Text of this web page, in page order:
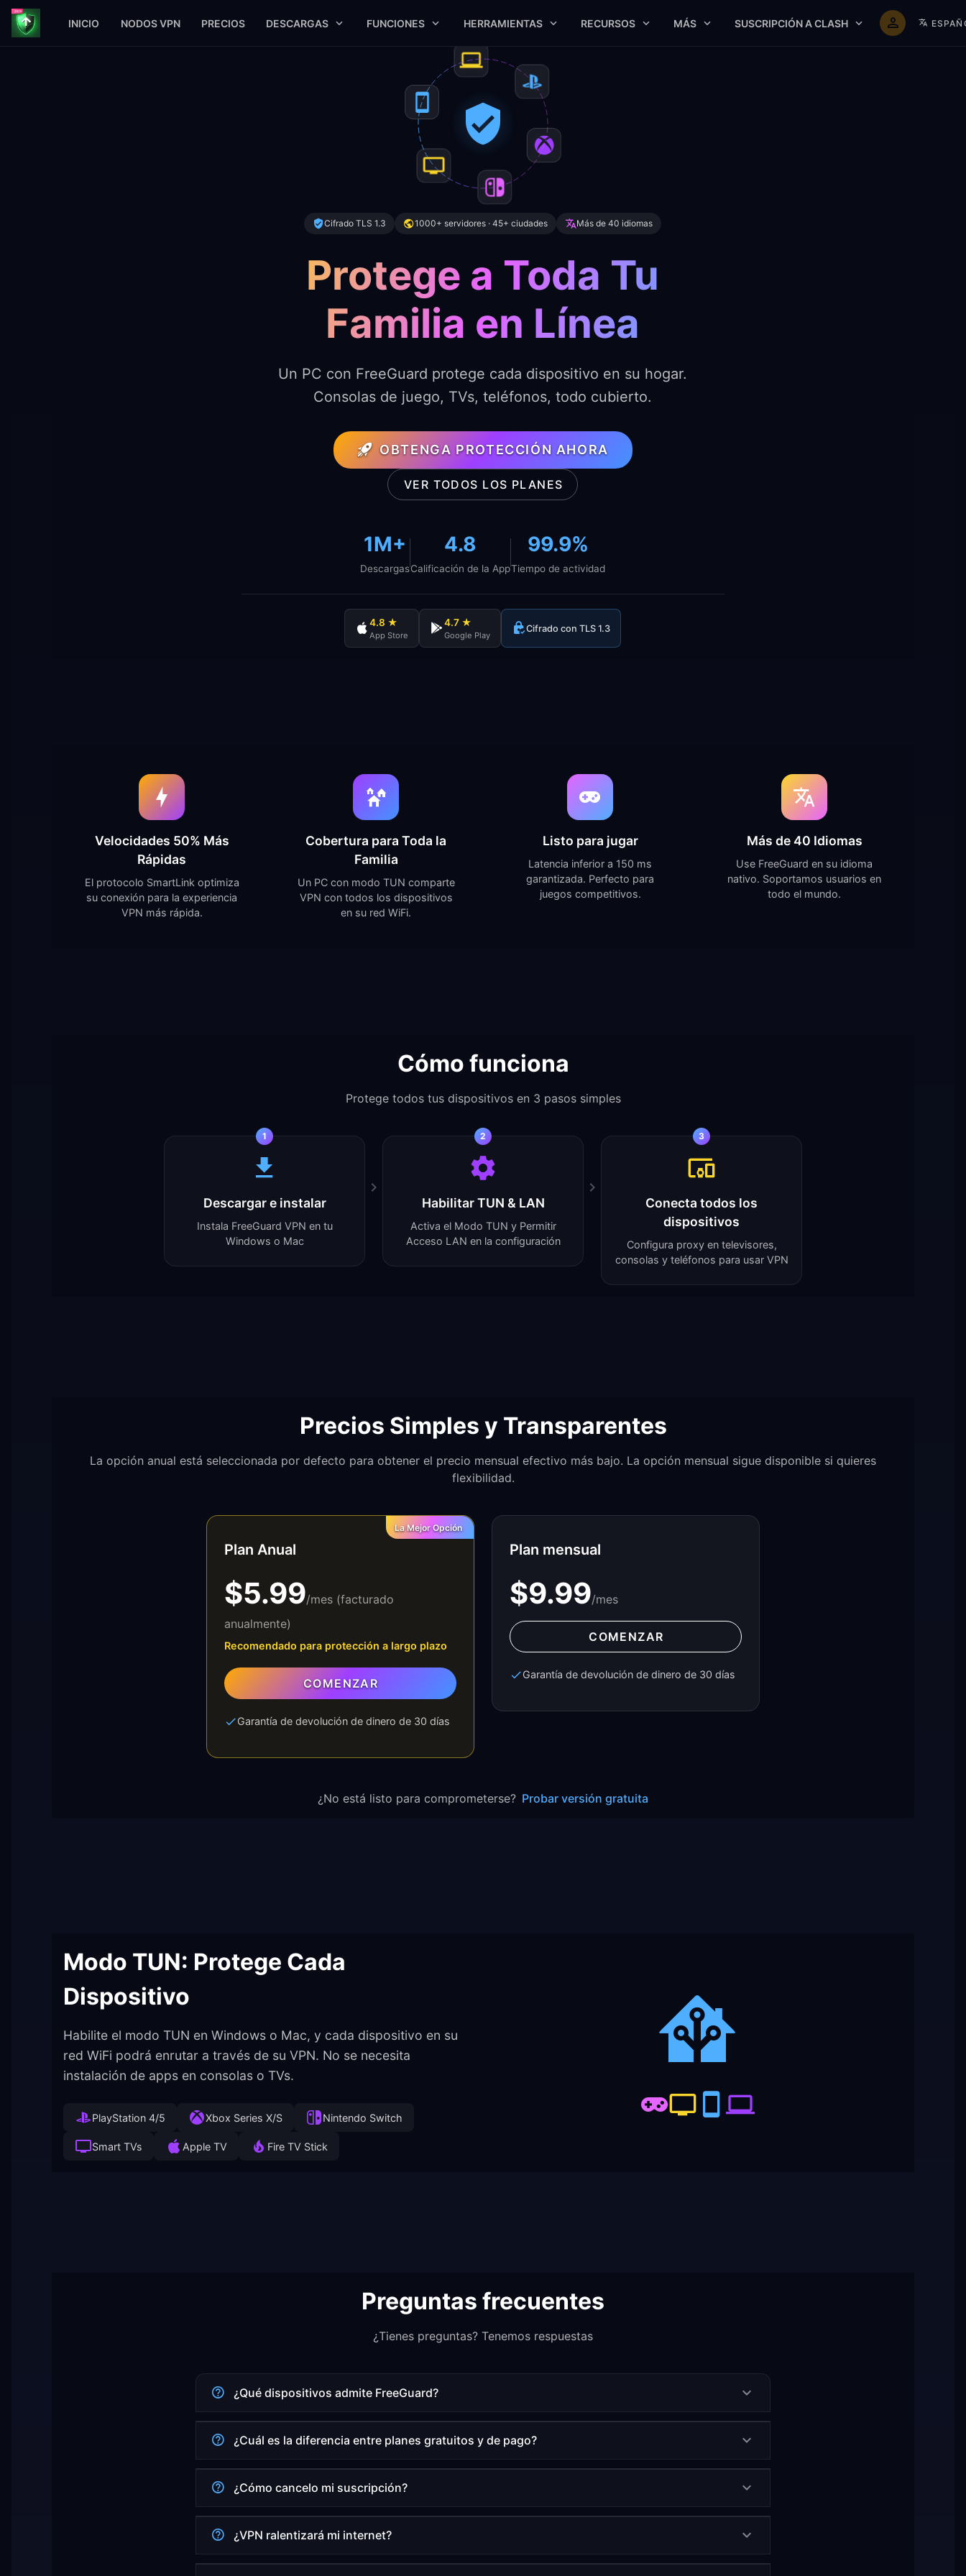
INICIO NODOS VPN PRECIOS DESCARGAS FUNCIONES HERRAMIENTAS RECURSOS MÁS SUSCRIPCIÓN A CLASH
Cifrado TLS 1.3 1000+ servidores · 45+ ciudades Más de 40 idiomas
Protege a Toda Tu
Familia en Línea
Un PC con FreeGuard protege cada dispositivo en su hogar.
Consolas de juego, TVs, teléfonos, todo cubierto.
OBTENGA PROTECCIÓN AHORA
VER TODOS LOS PLANES
1M+
Descargas
4.8
Calificación de la App
99.9%
Tiempo de actividad
4.8 ★
App Store
4.7 ★
Google Play
Cifrado con TLS 1.3
Velocidades 50% Más
Rápidas
El protocolo SmartLink optimiza
su conexión para la experiencia
VPN más rápida.
Cobertura para Toda la
Familia
Un PC con modo TUN comparte
VPN con todos los dispositivos
en su red WiFi.
Listo para jugar
Latencia inferior a 150 ms
garantizada. Perfecto para
juegos competitivos.
Más de 40 Idiomas
Use FreeGuard en su idioma
nativo. Soportamos usuarios en
todo el mundo.
Cómo funciona
Protege todos tus dispositivos en 3 pasos simples
1
Descargar e instalar
Instala FreeGuard VPN en tu
Windows o Mac
2
Habilitar TUN & LAN
Activa el Modo TUN y Permitir
Acceso LAN en la configuración
3
Conecta todos los
dispositivos
Configura proxy en televisores,
consolas y teléfonos para usar VPN
Precios Simples y Transparentes
La opción anual está seleccionada por defecto para obtener el precio mensual efectivo más bajo. La opción mensual sigue disponible si quieres
flexibilidad.
La Mejor Opción
Plan Anual
$5.99/mes (facturado
anualmente)
Recomendado para protección a largo plazo
COMENZAR
Garantía de devolución de dinero de 30 días
Plan mensual
$9.99/mes
COMENZAR
Garantía de devolución de dinero de 30 días
¿No está listo para comprometerse? Probar versión gratuita
Modo TUN: Protege Cada
Dispositivo
Habilite el modo TUN en Windows o Mac, y cada dispositivo en su
red WiFi podrá enrutar a través de su VPN. No se necesita
instalación de apps en consolas o TVs.
PlayStation 4/5 Xbox Series X/S Nintendo Switch
Smart TVs Apple TV Fire TV Stick
Preguntas frecuentes
¿Tienes preguntas? Tenemos respuestas
¿Qué dispositivos admite FreeGuard?
¿Cuál es la diferencia entre planes gratuitos y de pago?
¿Cómo cancelo mi suscripción?
¿VPN ralentizará mi internet?